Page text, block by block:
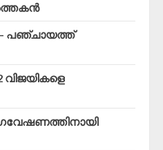
പഞ്ചായത്ത്